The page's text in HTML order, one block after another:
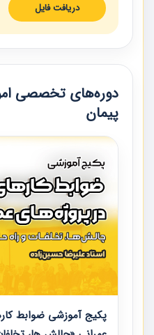
دریافت فایل
دوره‌های تخصصی
پیمان
پکیج آموزشی ضوابط